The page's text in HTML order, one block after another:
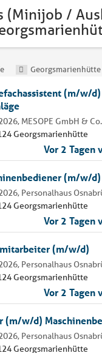
(Minijob /
Georgsmarienhütte
(m/w/
MESOPE GmbH &
Georgsmarienhütte
Vor 2
(m/w/
Personalhaus
Georgsmarienhütte
Vor 2
(m/w/d)
Personalhaus
Georgsmarienhütte
Vor 2
(m/w/d)
Personalhaus
Georgsmarienhütte